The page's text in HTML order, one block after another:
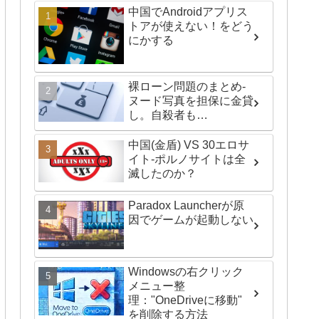
中国でAndroidアプリス
トアが使えない！をどう
にかする
裸ローン問題のまとめ-
ヌード写真を担保に金貸
し。自殺者も…
中国(金盾) VS 30エロサ
イト-ポルノサイトは全
滅したのか？
Paradox Launcherが原
因でゲームが起動しない
Windowsの右クリック
メニュー整
理："OneDriveに移動"
を削除する方法